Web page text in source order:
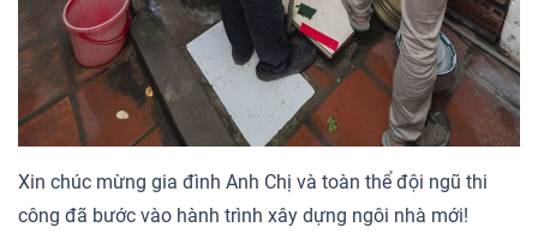
Xin chúc mừng gia đình Anh Chị và toàn thể đội ngũ thi
công đã bước vào hành trình xây dựng ngôi nhà mới!